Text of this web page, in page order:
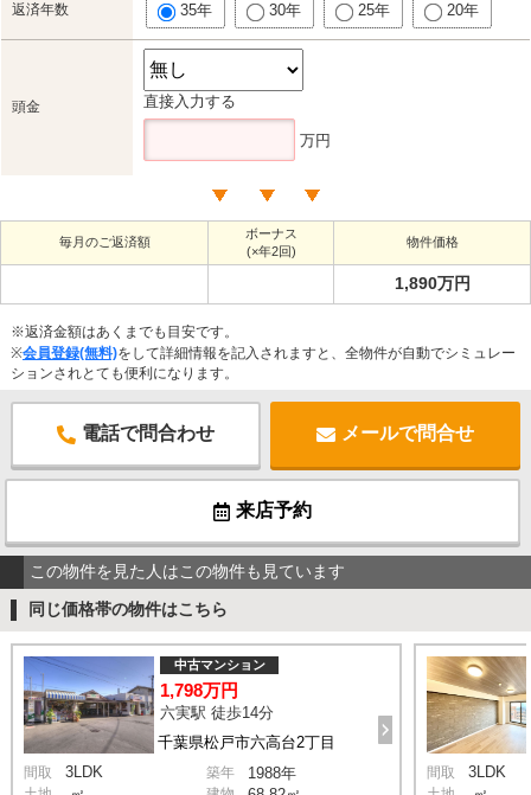
返済年数 35年 30年 25年 20年
頭金 直接入力する
万円
毎月のご返済額
ボーナス
(×年2回)
物件価格
1,890万円
※返済金額はあくまでも目安です。
※会員登録(無料)をして詳細情報を記入されますと、全物件が自動でシミュレー
ションされとても便利になります。
電話で問合わせ メールで問合せ
来店予約
この物件を見た人はこの物件も見ています
同じ価格帯の物件はこちら
千葉県松戸市六高台2丁目
中古マンション
1,798万円
六実駅 徒歩14分
間取 3LDK 築年 1988年 間取 3LDK